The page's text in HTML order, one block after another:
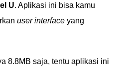
U. Aplikasi ini bisa kamu
user interface yang
8.8MB saja, tentu aplikasi ini